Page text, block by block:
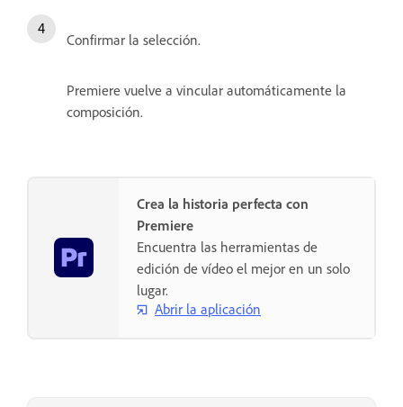
Confirmar la selección.
Premiere vuelve a vincular automáticamente la
composición.
Crea la historia perfecta con
Premiere
Encuentra las herramientas de
edición de vídeo el mejor en un solo
lugar.
Abrir la aplicación